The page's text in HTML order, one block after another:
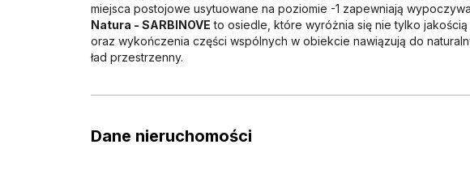
miejsca postojowe usytuowane na poziomie -1 zapewniają
Natura - SARBINOVE to osiedle, które wyróżnia się nie tylko
oraz wykończenia części wspólnych w obiekcie nawiązują do
ład przestrzenny.
Dane nieruchomości